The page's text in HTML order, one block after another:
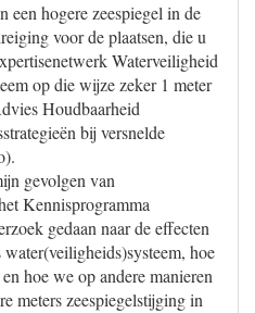
een hogere zeespiegel in de
voor de plaatsen, die u
Waterveiligheid
op die wijze zeker 1 meter
Houdbaarheid
bij versnelde
gevolgen van
Kennisprogramma
gedaan naar de effecten
hoe
hoe we op andere manieren
meters zeespiegelstijging in